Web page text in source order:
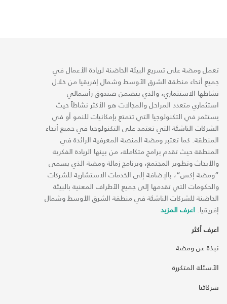
تعمل ومضة على تسريع البيئة الحاضنة لريادة الأعمال في
جميع أنحاء منطقة الشرق الأوسط وشمال إفريقيا من خلال
نشاطها الاستثماري، والذي يتضمن صندوق رأسمالي
استثماري متعدد المراحل والمجالات هو الأكثر نشاطاً حيث
يستثمر في التكنولوجيا التي تتمتع بإمكانيات للنمو أو في
الشركات الناشئة التي تعتمد على التكنولوجيا في جميع أنحاء
المنطقة. كما تعتبر ومضة المنصة المعرفية الرائدة في
المنطقة حيث تقدم برامج متكاملة، من بينها الريادة الفكرية
والأبحاث وتطوير المجتمع، وبرنامج زمالة ومضة الذي يسمى
“ومضة إكس“، بالإضافة إلى الخدمات الاستشارية للشركات
والحكومات التي تقدمها إلى جميع الأطراف المعنية بالبيئة
الحاضنة للشركات الناشئة في منطقة الشرق الأوسط وشمال
إفريقيا. اعرف المزيد
اعرف أكثر
نبذة عن ومضة
الأسئلة المتكررة
شركائنا